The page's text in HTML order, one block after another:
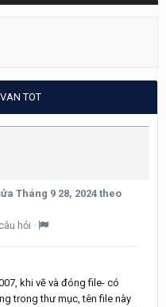
TOT
Tháng 9 28, 2024 theo
hỏi ·
khi vẽ và đóng file- có
trong thư mục, tên file này